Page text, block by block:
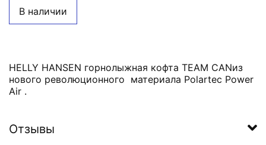
В наличии
HELLY HANSEN горнолыжная кофта TEAM CANиз
нового революционного материала Polartec Power
Air .
Отзывы